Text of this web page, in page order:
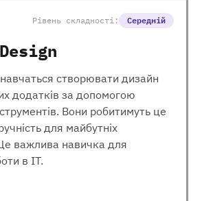
Рівень складності: Середній
створювати дизайн
додатків за допомогою
Вони робитимуть це
для майбутніх
важлива навичка для
в ІТ.